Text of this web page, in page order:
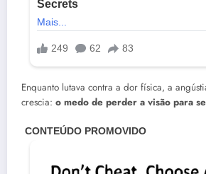
Enquanto lutava contra a dor física, a
crescia: o medo de perder a visão para